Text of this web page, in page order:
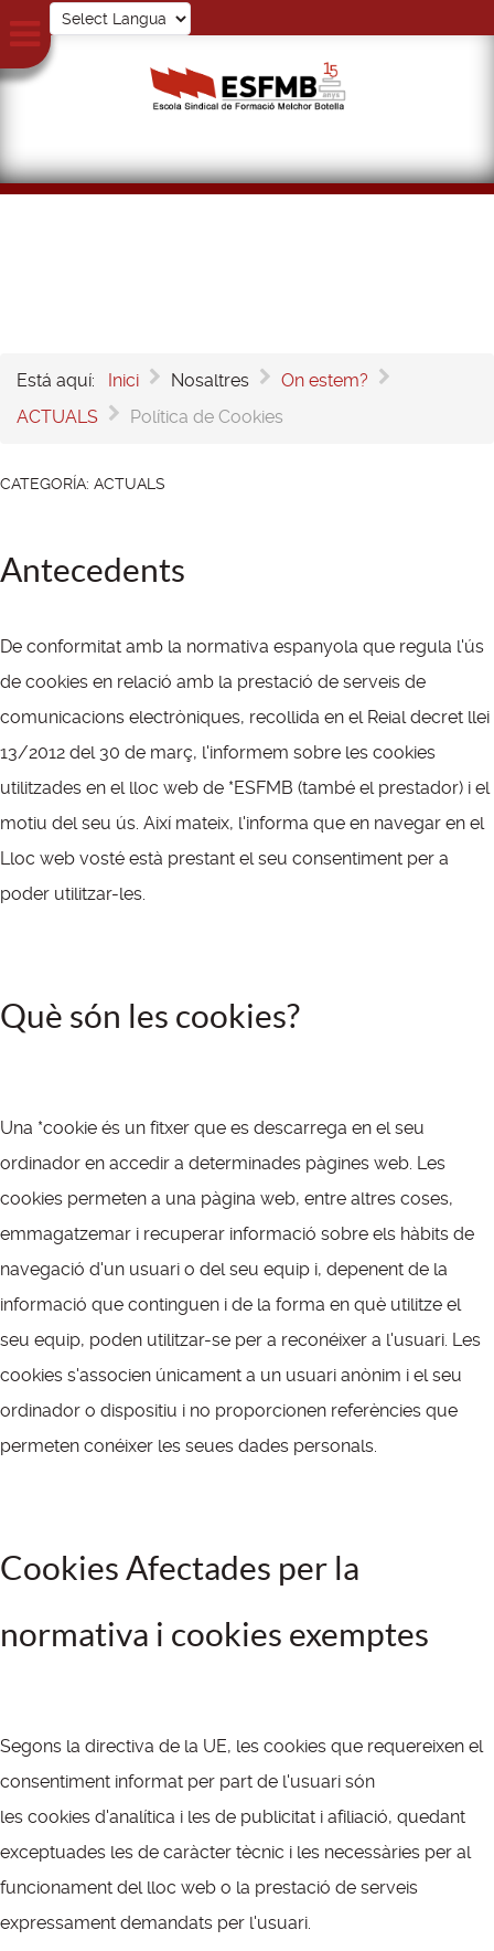
Está aquí: Inici Nosaltres
On estem?
ACTUALS
Política de Cookies
CATEGORÍA: ACTUALS
Antecedents
De conformitat amb la normativa espanyola que regula l'ús
de cookies en relació amb la prestació de serveis de
comunicacions electròniques, recollida en el Reial decret llei
13/2012 del 30 de març, l'informem sobre les cookies
utilitzades en el lloc web de *ESFMB (també el prestador) i el
motiu del seu ús. Així mateix, l'informa que en navegar en el
Lloc web vosté està prestant el seu consentiment per a
poder utilitzar-les.
Què són les cookies?
Una *cookie és un fitxer que es descarrega en el seu
ordinador en accedir a determinades pàgines web. Les
cookies permeten a una pàgina web, entre altres coses,
emmagatzemar i recuperar informació sobre els hàbits de
navegació d'un usuari o del seu equip i, depenent de la
informació que continguen i de la forma en què utilitze el
seu equip, poden utilitzar-se per a reconéixer a l'usuari. Les
cookies s'associen únicament a un usuari anònim i el seu
ordinador o dispositiu i no proporcionen referències que
permeten conéixer les seues dades personals.
Cookies Afectades per la
normativa i cookies exemptes
Segons la directiva de la UE, les cookies que requereixen el
consentiment informat per part de l'usuari són
les cookies d'analítica i les de publicitat i afiliació, quedant
exceptuades les de caràcter tècnic i les necessàries per al
funcionament del lloc web o la prestació de serveis
expressament demandats per l'usuari.